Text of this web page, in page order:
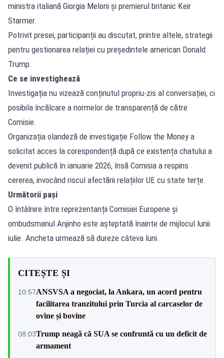
ministra italiană Giorgia Meloni și premierul britanic Keir
Starmer.
Potrivit presei, participanții au discutat, printre altele, strategii
pentru gestionarea relației cu președintele american Donald
Trump.
Ce se investighează
Investigația nu vizează conținutul propriu-zis al conversației, ci
posibila încălcare a normelor de transparență de către
Comisie.
Organizația olandeză de investigație Follow the Money a
solicitat acces la corespondență după ce existența chatului a
devenit publică în ianuarie 2026, însă Comisia a respins
cererea, invocând riscul afectării relațiilor UE cu state terțe.
Următorii pași
O întâlnire între reprezentanții Comisiei Europene și
ombudsmanul Anjinho este așteptată înainte de mijlocul lunii
iulie. Ancheta urmează să dureze câteva luni.
CITEȘTE ȘI
10:57ANSVSA a negociat, la Ankara, un acord pentru
facilitarea tranzitului prin Turcia al carcaselor de
ovine și bovine
08:03Trump neagă că SUA se confruntă cu un deficit de
armament